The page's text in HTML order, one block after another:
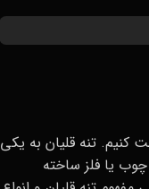
کنیم. تنه قلیان به یکی
یا فلز ساخته